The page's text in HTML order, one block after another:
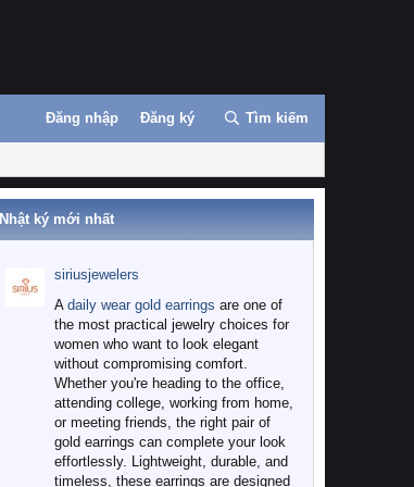
Đăng nhập Đăng ký Tìm kiếm
Nhật ký mới nhất
siriusjewelers
A daily wear gold earrings are one of
the most practical jewelry choices for
women who want to look elegant
without compromising comfort.
Whether you're heading to the office,
attending college, working from home,
or meeting friends, the right pair of
gold earrings can complete your look
effortlessly. Lightweight, durable, and
timeless, these earrings are designed